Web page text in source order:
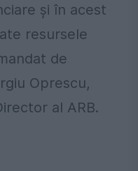
şi în acest
resursele
de
Oprescu,
al ARB.